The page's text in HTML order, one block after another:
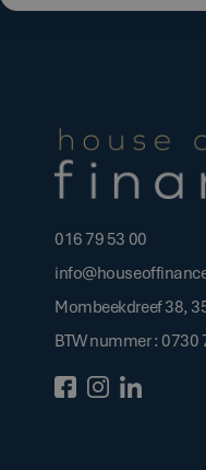
016 79 53 00
Mombeekdreef 38,
BTW nummer : 0730